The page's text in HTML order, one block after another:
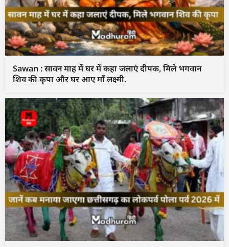
Sawan : सावन माह में घर में कहा जलाएं दीपक, मिले भगवान
शिव की कृपा और घर आए माँ लक्ष्मी.